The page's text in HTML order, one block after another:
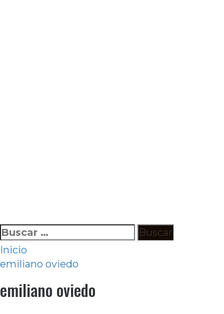
Ir
al
contenido
Buscar:
Inicio
emiliano oviedo
emiliano oviedo